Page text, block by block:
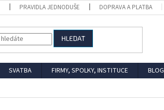
PRAVIDLA JEDNODUŠE DOPRAVA A PLATBA
HLEDAT
SVATBA FIRMY, SPOLKY, INSTITUCE
BLOG